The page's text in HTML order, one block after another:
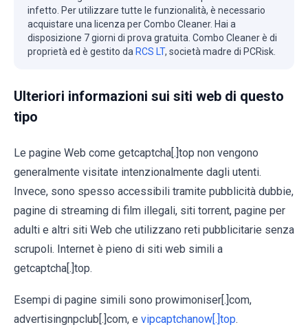
infetto. Per utilizzare tutte le funzionalità, è necessario
acquistare una licenza per Combo Cleaner. Hai a
disposizione 7 giorni di prova gratuita. Combo Cleaner è di
proprietà ed è gestito da RCS LT, società madre di PCRisk.
Ulteriori informazioni sui siti web di questo
tipo
Le pagine Web come getcaptcha[.]top non vengono
generalmente visitate intenzionalmente dagli utenti.
Invece, sono spesso accessibili tramite pubblicità dubbie,
pagine di streaming di film illegali, siti torrent, pagine per
adulti e altri siti Web che utilizzano reti pubblicitarie senza
scrupoli. Internet è pieno di siti web simili a
getcaptcha[.]top.
Esempi di pagine simili sono prowimoniser[.]com,
advertisingnpclub[.]com, e vipcaptchanow[.]top.